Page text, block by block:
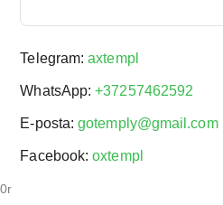
Telegram:axtempl
WhatsApp:+37257462592
E-posta:gotemply@gmail.com
Facebook:oxtempl
0r